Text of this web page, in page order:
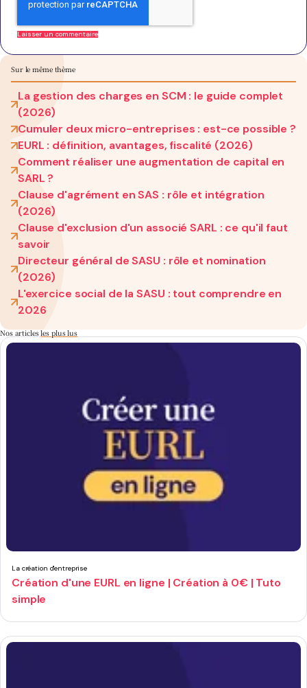
Sur le même thème
La gestion des charges en SCM : le guide complet
(2026)
Cumuler deux micro-entreprises : est-ce possible ?
EURL : définition, avantages, fiscalité (2026)
Comment réaliser une augmentation de capital en
SARL ?
Clause d'agrément en SAS : rôle et intégration
(2026)
Clause d'exclusion d'un associé SARL : ce qu'il faut
savoir
Directeur général de SASU : rôle et nomination
(2026)
L'exercice social de la SASU : tout comprendre en
2026
Nos articlesles plus lus
La création d'entreprise
Création d'une EURL en ligne | Création à 0€ | Tuto
simple